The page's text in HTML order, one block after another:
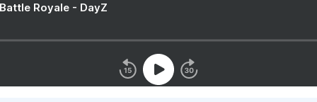
Royale - DayZ